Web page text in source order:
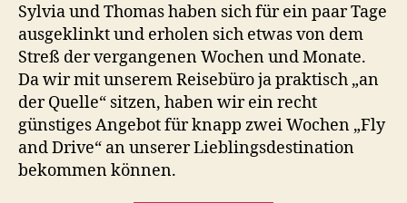
Sylvia und Thomas haben sich für ein paar Tage
ausgeklinkt und erholen sich etwas von dem
Streß der vergangenen Wochen und Monate.
Da wir mit unserem Reisebüro ja praktisch „an
der Quelle“ sitzen, haben wir ein recht
günstiges Angebot für knapp zwei Wochen „Fly
and Drive“ an unserer Lieblingsdestination
bekommen können.